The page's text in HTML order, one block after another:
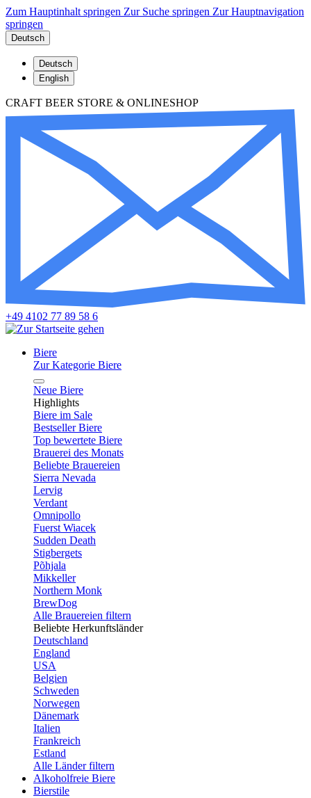
Zum Hauptinhalt springen Zur Suche springen Zur Hauptnavigation
springen
Deutsch
Deutsch
English
CRAFT BEER STORE & ONLINESHOP
+49 4102 77 89 58 6
Biere
Zur Kategorie Biere
Neue Biere
Highlights
Biere im Sale
Bestseller Biere
Top bewertete Biere
Brauerei des Monats
Beliebte Brauereien
Sierra Nevada
Lervig
Verdant
Omnipollo
Fuerst Wiacek
Sudden Death
Stigbergets
Põhjala
Mikkeller
Northern Monk
BrewDog
Alle Brauereien filtern
Beliebte Herkunftsländer
Deutschland
England
USA
Belgien
Schweden
Norwegen
Dänemark
Italien
Frankreich
Estland
Alle Länder filtern
Alkoholfreie Biere
Bierstile